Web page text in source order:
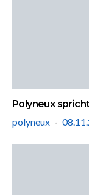
Polyneux
polyneux